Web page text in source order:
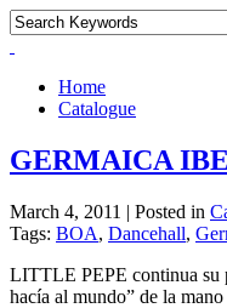
Home
Catalogue
GERMAICA
March 4, 2011 | Posted in
Tags: BOA, Dancehall,
LITTLE PEPE continua su
hacía al mundo” de la